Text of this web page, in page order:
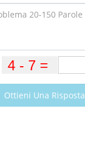
Ottieni Una Risposta